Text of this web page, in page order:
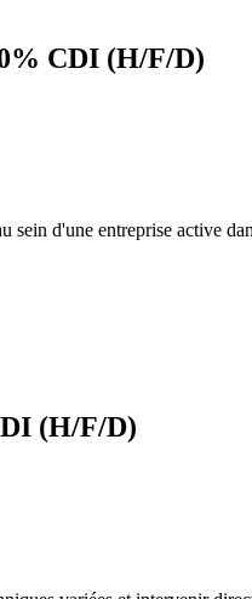
CDI (H/F/D)
sein d'une entreprise active
(H/F/D)